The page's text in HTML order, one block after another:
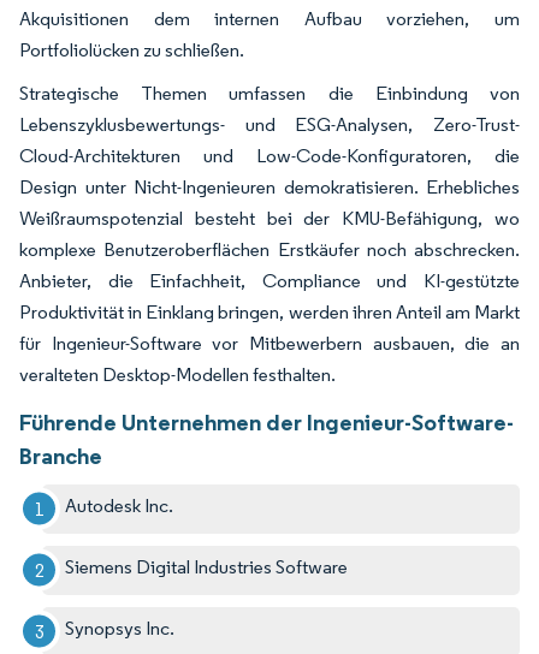
Akquisitionen dem internen Aufbau vorziehen, um
Portfoliolücken zu schließen.
Strategische Themen umfassen die Einbindung von
Lebenszyklusbewertungs- und ESG-Analysen, Zero-Trust-
Cloud-Architekturen und Low-Code-Konfiguratoren, die
Design unter Nicht-Ingenieuren demokratisieren. Erhebliches
Weißraumspotenzial besteht bei der KMU-Befähigung, wo
komplexe Benutzeroberflächen Erstkäufer noch abschrecken.
Anbieter, die Einfachheit, Compliance und KI-gestützte
Produktivität in Einklang bringen, werden ihren Anteil am Markt
für Ingenieur-Software vor Mitbewerbern ausbauen, die an
veralteten Desktop-Modellen festhalten.
Führende Unternehmen der Ingenieur-Software-
Branche
Autodesk Inc.
Siemens Digital Industries Software
Synopsys Inc.